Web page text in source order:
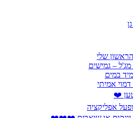
שלי
מג'ל – גמישים
במים
דמוי אמיתי
❤️
אפליקציה